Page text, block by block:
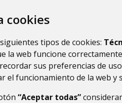
cookies
tipos de cookies:
la web funcione
sus preferencias de uso
el funcionamiento de la web y
“Aceptar todas”
OpenStreetMap